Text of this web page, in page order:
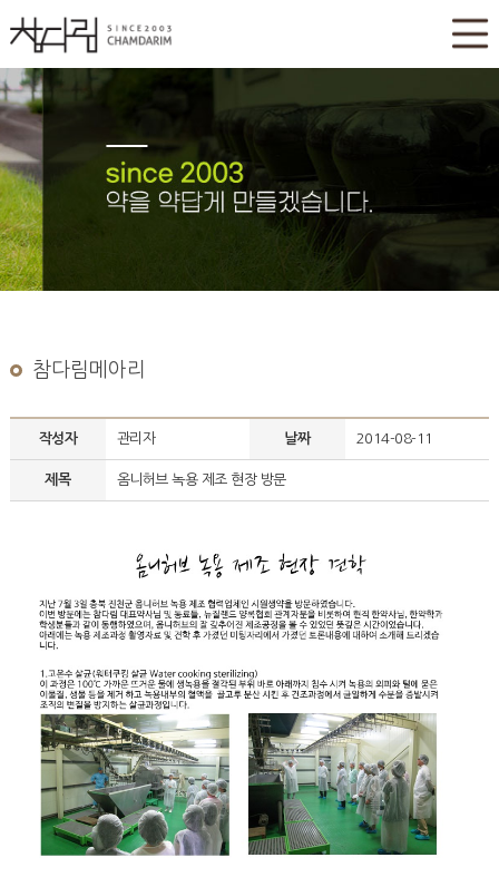
참다림메아리
작성자 관리자 날짜 2014-08-11
제목 옴니허브 녹용 제조 현장 방문